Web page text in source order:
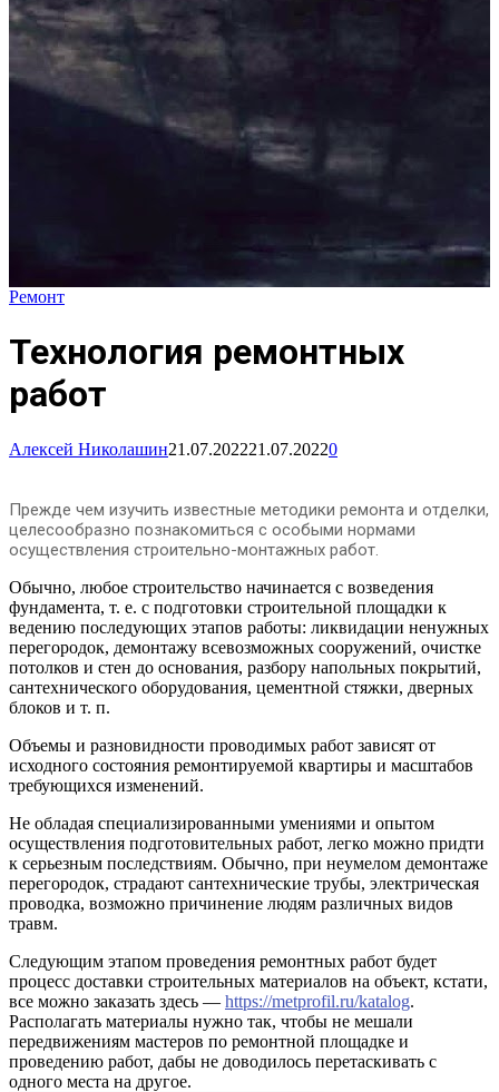
Ремонт
Технология ремонтных
работ
Алексей Николашин21.07.202221.07.20220
Прежде чем изучить известные методики ремонта и отделки,
целесообразно познакомиться с особыми нормами
осуществления строительно-монтажных работ.
Обычно, любое строительство начинается с возведения
фундамента, т. е. с подготовки строительной площадки к
ведению последующих этапов работы: ликвидации ненужных
перегородок, демонтажу всевозможных сооружений, очистке
потолков и стен до основания, разбору напольных покрытий,
сантехнического оборудования, цементной стяжки, дверных
блоков и т. п.
Объемы и разновидности проводимых работ зависят от
исходного состояния ремонтируемой квартиры и масштабов
требующихся изменений.
Не обладая специализированными умениями и опытом
осуществления подготовительных работ, легко можно придти
к серьезным последствиям. Обычно, при неумелом демонтаже
перегородок, страдают сантехнические трубы, электрическая
проводка, возможно причинение людям различных видов
травм.
Следующим этапом проведения ремонтных работ будет
процесс доставки строительных материалов на объект, кстати,
все можно заказать здесь — https://metprofil.ru/katalog.
Располагать материалы нужно так, чтобы не мешали
передвижениям мастеров по ремонтной площадке и
проведению работ, дабы не доводилось перетаскивать с
одного места на другое.